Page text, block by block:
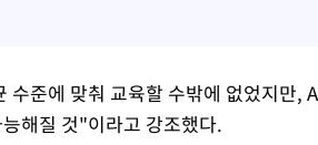
수준에 맞춰 교육할 수밖에 없었지만,
해질 것"이라고 강조했다.